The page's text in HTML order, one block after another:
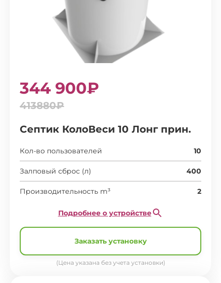
344 900₽
413880₽
Септик КолоВеси 10 Лонг прин.
Кол-во пользователей 10
Залповый сброс (л) 400
Производительность m³ 2
Подробнее о устройстве
Заказать установку
(Цена указана без учета установки)